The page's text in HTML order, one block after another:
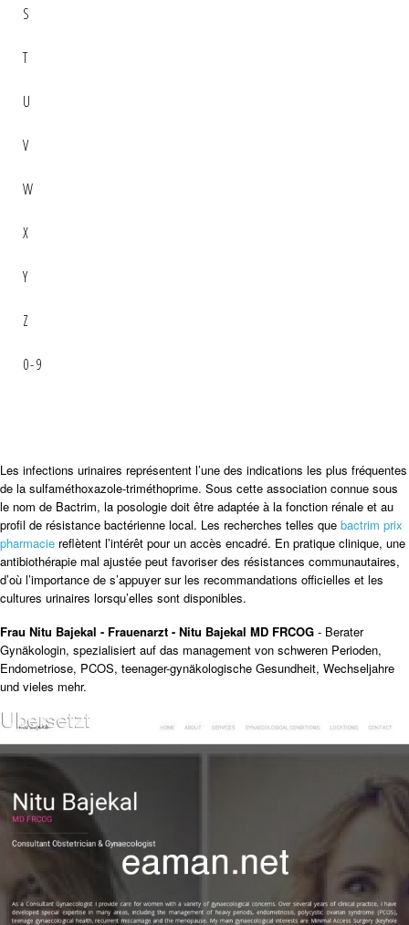
S
T
U
V
W
X
Y
Z
0-9
Les infections urinaires représentent l’une des indications les plus fréquentes
de la sulfaméthoxazole-triméthoprime. Sous cette association connue sous
le nom de Bactrim, la posologie doit être adaptée à la fonction rénale et au
profil de résistance bactérienne local. Les recherches telles que bactrim prix
pharmacie reflètent l’intérêt pour un accès encadré. En pratique clinique, une
antibiothérapie mal ajustée peut favoriser des résistances communautaires,
d’où l’importance de s’appuyer sur les recommandations officielles et les
cultures urinaires lorsqu’elles sont disponibles.
Frau Nitu Bajekal - Frauenarzt - Nitu Bajekal MD FRCOG - Berater
Gynäkologin, spezialisiert auf das management von schweren Perioden,
Endometriose, PCOS, teenager-gynäkologische Gesundheit, Wechseljahre
und vieles mehr.